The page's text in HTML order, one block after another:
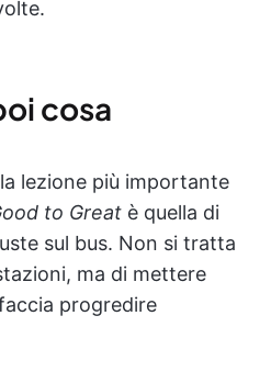
cosa
lezione più importante
to Great è quella di
sul bus. Non si tratta
ma di mettere
progredire